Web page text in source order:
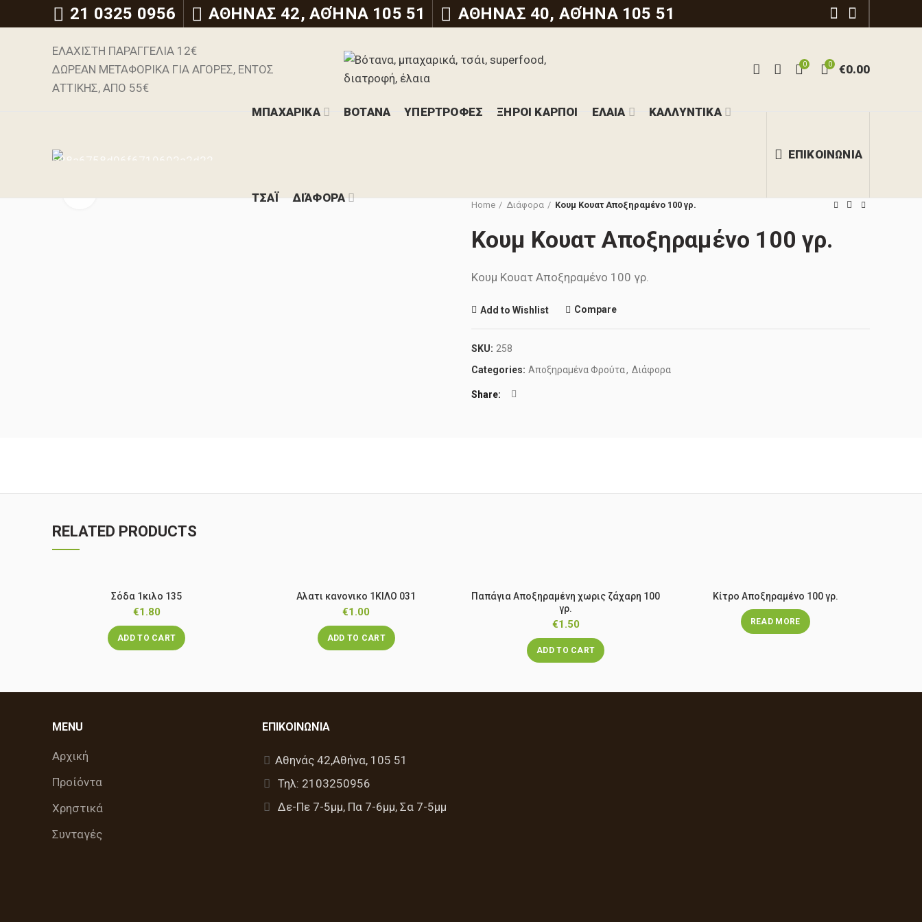
21 0325 0956 ΑΘΗΝΑΣ 42, ΑΘΉΝΑ 105 51 ΑΘΗΝΑΣ 40, ΑΘΉΝΑ 105 51
ΕΛΑΧΙΣΤΗ ΠΑΡΑΓΓΕΛΙΑ 12€
ΔΩΡΕΑΝ ΜΕΤΑΦΟΡΙΚΑ ΓΙΑ ΑΓΟΡΕΣ, ΕΝΤΟΣ
ΑΤΤΙΚΗΣ, ΑΠΟ 55€
0 0 €0.00
ΜΠΑΧΑΡΙΚΑ ΒΟΤΑΝΑ ΥΠΕΡΤΡΟΦΕΣ ΞΗΡΟΙ ΚΑΡΠΟΙ ΕΛΑΙΑ ΚΑΛΛΥΝΤΙΚΑ
ΤΣΑΪ ΔΙΆΦΟΡΑ
ΕΠΙΚΟΙΝΩΝΙΑ
Home
Διάφορα Κουμ Κουατ Αποξηραμένο 100 γρ.
Κουμ Κουατ Αποξηραμένο 100 γρ.
Κουμ Κουατ Αποξηραμένο 100 γρ.
Add to Wishlist Compare
SKU: 258
Categories: Αποξηραμένα Φρούτα, Διάφορα
Share
RELATED PRODUCTS
Σόδα 1κιλο 135
€1.80
ADD TO CART
Αλατι κανονικο 1ΚΙΛΟ 031
€1.00
ADD TO CART
Παπάγια Αποξηραμένη χωρις ζάχαρη 100
γρ.
€1.50
ADD TO CART
Κίτρο Αποξηραμένο 100 γρ.
READ MORE
MENU
Αρχική
Προίόντα
Χρηστικά
Συνταγές
ΕΠΙΚΟΙΝΩΝΊΑ
Αθηνάς 42,Αθήνα, 105 51
Τηλ: 2103250956
Δε-Πε 7-5μμ, Πα 7-6μμ, Σα 7-5μμ